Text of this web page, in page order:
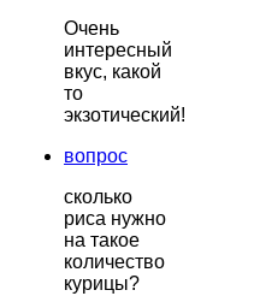
Очень
интересный
вкус, какой
то
экзотический!
вопрос
сколько
риса нужно
на такое
количество
курицы?